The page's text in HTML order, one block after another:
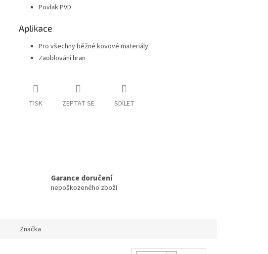
Povlak PVD
Aplikace
Pro všechny běžné kovové materiály
Zaoblování hran
TISK ZEPTAT SE SDÍLET
Garance doručení
nepoškozeného zboží
Značka